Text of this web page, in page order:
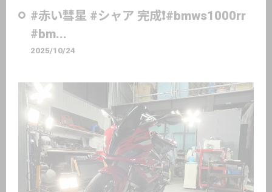
#赤い彗星 #シャア 完成❗️#bmws1000rr
#bm...
2025/10/24